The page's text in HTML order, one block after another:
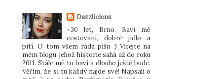
Dazzlicious
~30 let, Brno. Baví mě
cestování, dobré jídlo a
pití. O tom všem ráda píšu :) Vítejte na
mém blogu, jehož historie sahá až do roku
2011. Stále mě to baví a dlouho ještě bude.
Věřím, že si tu každý najde své! Napsali o